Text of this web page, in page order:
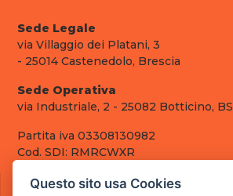
Sede Legale
via Villaggio dei Platani, 3
- 25014 Castenedolo, Brescia
Sede Operativa
via Industriale, 2 - 25082 Botticino, BS
Partita iva 03308130982
Cod. SDI: RMRCWXR
CONTATTI
Questo sito usa Cookies